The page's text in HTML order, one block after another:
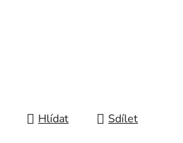
Hlídat Sdílet